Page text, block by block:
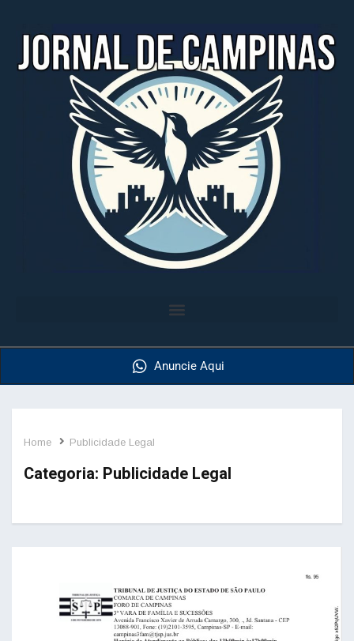
Anuncie Aqui
Home Publicidade Legal
Categoria: Publicidade Legal